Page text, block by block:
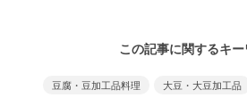
この記事に関するキ
豆腐・豆加工品料理 大豆・大豆加工品